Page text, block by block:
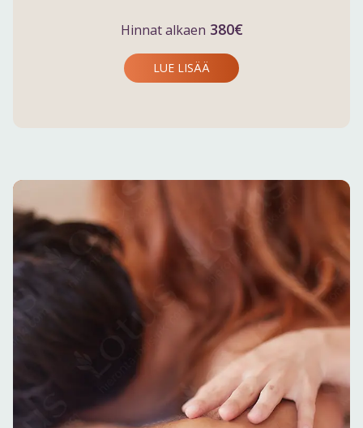
Hinnat alkaen 380€
LUE LISÄÄ